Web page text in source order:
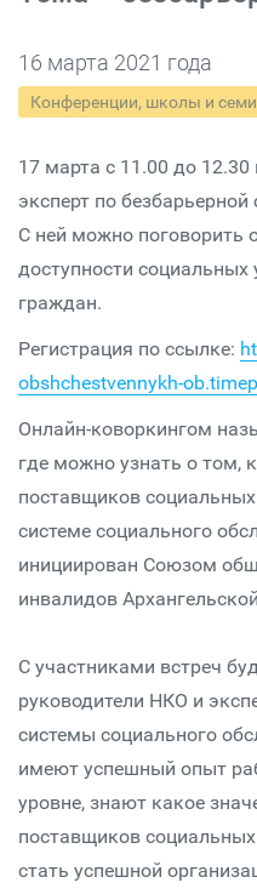
16 марта 2021 года
Конференции, школы и
17 марта с 11.00 до 12.30
эксперт по
С ней можно поговорить
доступности
граждан.
Регистрация по ссылке:
obshchestvennykh-
Онлайн-коворкингом
где можно узнать о том,
поставщиков социальных
системе социального
инициирован Союзом
инвалидов
С участниками встреч
руководители НКО и
системы социального
имеют успешный опыт
уровне, знают какое
поставщиков
стать успешной